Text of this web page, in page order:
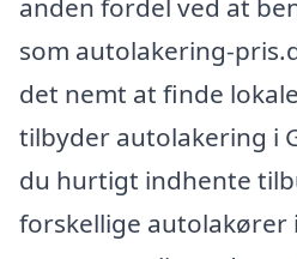
som autolakering-
det nemt at finde
tilbyder autolakering i
du hurtigt indhente
forskellige autolakører